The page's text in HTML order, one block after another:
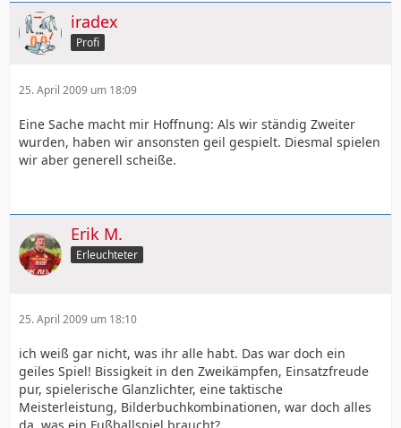
iradex
Profi
25. April 2009 um 18:09
Eine Sache macht mir Hoffnung: Als wir ständig Zweiter
wurden, haben wir ansonsten geil gespielt. Diesmal spielen
wir aber generell scheiße.
Erik M.
Erleuchteter
25. April 2009 um 18:10
ich weiß gar nicht, was ihr alle habt. Das war doch ein
geiles Spiel! Bissigkeit in den Zweikämpfen, Einsatzfreude
pur, spielerische Glanzlichter, eine taktische
Meisterleistung, Bilderbuchkombinationen, war doch alles